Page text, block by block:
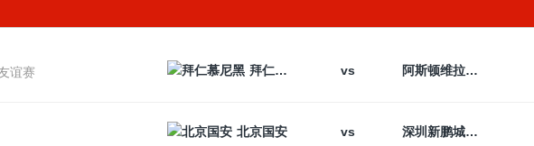
谊赛 拜仁慕尼黑 vs 阿斯顿维拉
北京国安 vs 深圳新鹏城